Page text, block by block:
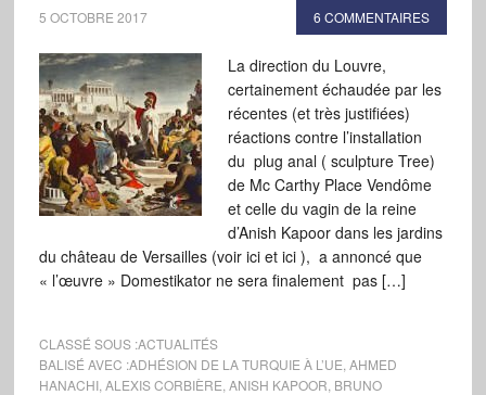
5 OCTOBRE 2017 6 COMMENTAIRES
La direction du Louvre,
certainement échaudée par les
récentes (et très justifiées)
réactions contre l’installation
du plug anal ( sculpture Tree)
de Mc Carthy Place Vendôme
et celle du vagin de la reine
d’Anish Kapoor dans les jardins
du château de Versailles (voir ici et ici ), a annoncé que
« l’œuvre » Domestikator ne sera finalement pas […]
CLASSÉ SOUS :ACTUALITÉS
BALISÉ AVEC :ADHÉSION DE LA TURQUIE À L’UE AHMED
HANACHI, ALEXIS CORBIÈRE ANISH KAPOOR BRUNO